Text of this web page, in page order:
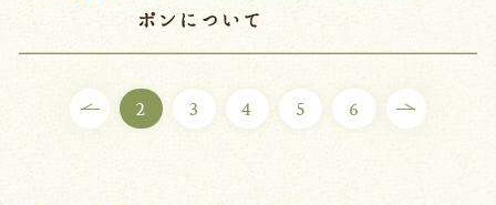
ポンについて
2 3 4 5 6